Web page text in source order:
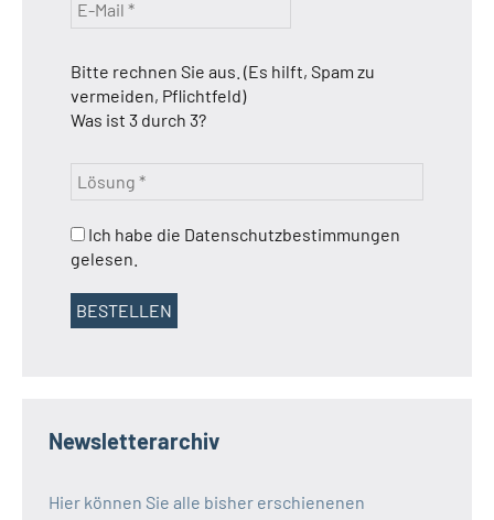
Bitte rechnen Sie aus. (Es hilft, Spam zu
vermeiden, Pflichtfeld)
Was ist 3 durch 3?
Ich habe die Datenschutzbestimmungen
gelesen.
Newsletterarchiv
Hier können Sie alle bisher erschienenen